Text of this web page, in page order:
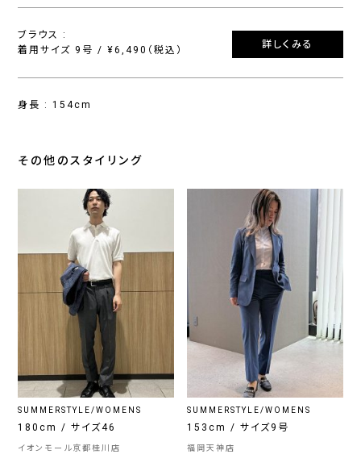
ブラウス :
着用サイズ 9号 / ¥6,490（税込）
詳しくみる
身長 : 154cm
その他のスタイリング
SUMMERSTYLE/WOMENS
180cm / サイズ46
イオンモール京都桂川店
SUMMERSTYLE/WOMENS
153cm / サイズ9号
福岡天神店